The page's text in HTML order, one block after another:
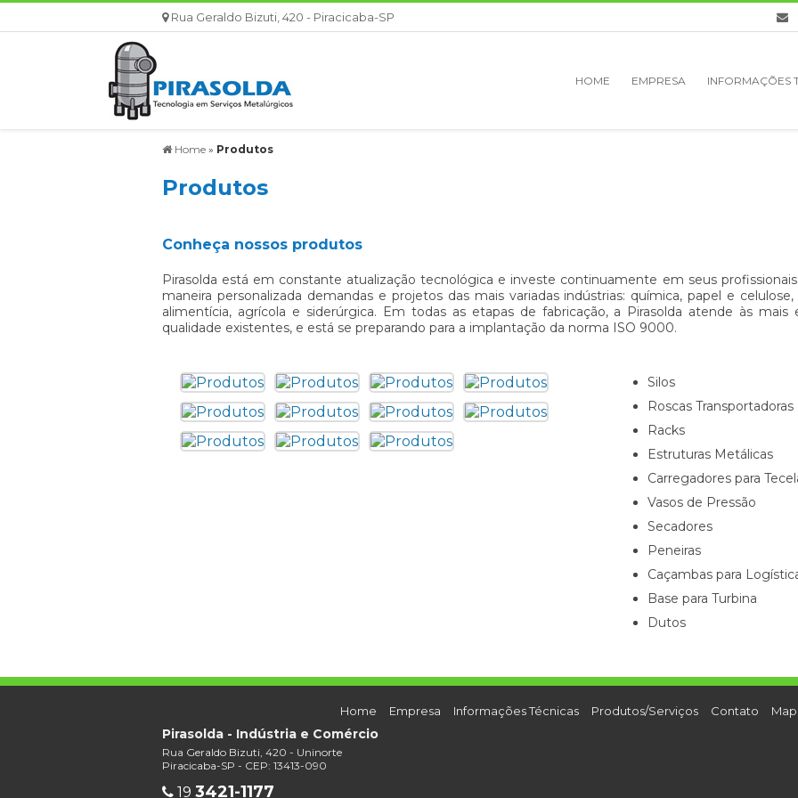
Rua Geraldo Bizuti, 420 - Piracicaba-SP
HOME EMPRESA INFORMAÇÕES
Home » Produtos
Produtos
Conheça nossos produtos
Pirasolda está em constante atualização tecnológica e investe continuamente em seus
maneira personalizada demandas e projetos das mais variadas indústrias: química, papel e
alimentícia, agrícola e siderúrgica. Em todas as etapas de fabricação, a Pirasolda atende às
qualidade existentes, e está se preparando para a implantação da norma ISO 9000.
Silos
Roscas Transportadoras
Racks
Estruturas Metálicas
Carregadores para
Vasos de Pressão
Secadores
Peneiras
Caçambas para
Base para Turbina
Dutos
Home Empresa Informações Técnicas Produtos/Serviços Contato
Pirasolda - Indústria e Comércio
Rua Geraldo Bizuti, 420 - Uninorte
Piracicaba-SP - CEP: 13413-090
19 3421-1177